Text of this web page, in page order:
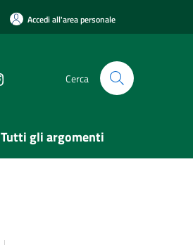
Accedi all'area personale
Cerca
Tutti gli argomenti